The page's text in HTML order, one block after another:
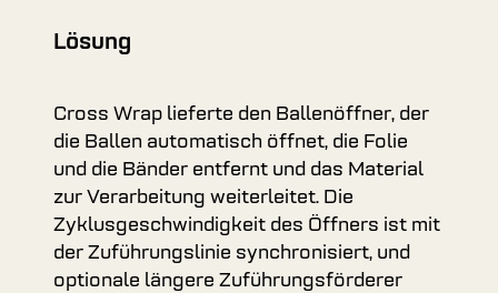
Lösung
Cross Wrap lieferte den Ballenöffner, der
die Ballen automatisch öffnet, die Folie
und die Bänder entfernt und das Material
zur Verarbeitung weiterleitet. Die
Zyklusgeschwindigkeit des Öffners ist mit
der Zuführungslinie synchronisiert, und
optionale längere Zuführungsförderer